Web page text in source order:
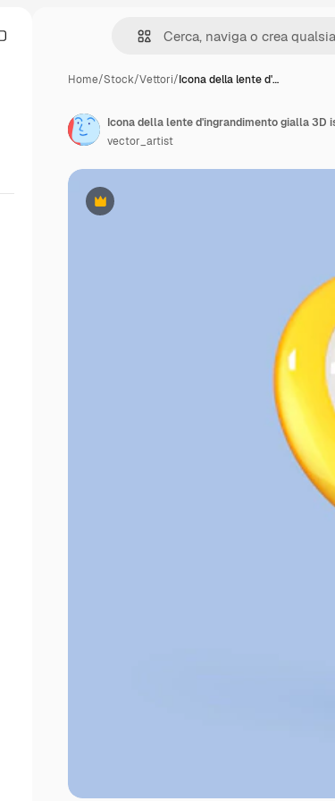
Home/Stock/Vettori/Icona della lente d'…
Premium
vector_artist